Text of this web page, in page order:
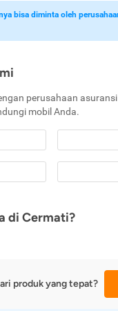
bisa diminta oleh
perusahaan
mobil Anda.
di Cermati?
produk yang tepat?